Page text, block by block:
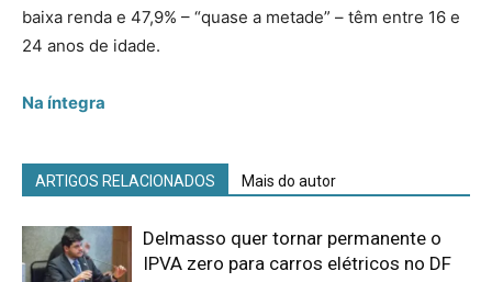
baixa renda e 47,9% – “quase a metade” – têm entre 16 e
24 anos de idade.
Na íntegra
ARTIGOS RELACIONADOS Mais do autor
Delmasso quer tornar permanente o
IPVA zero para carros elétricos no DF